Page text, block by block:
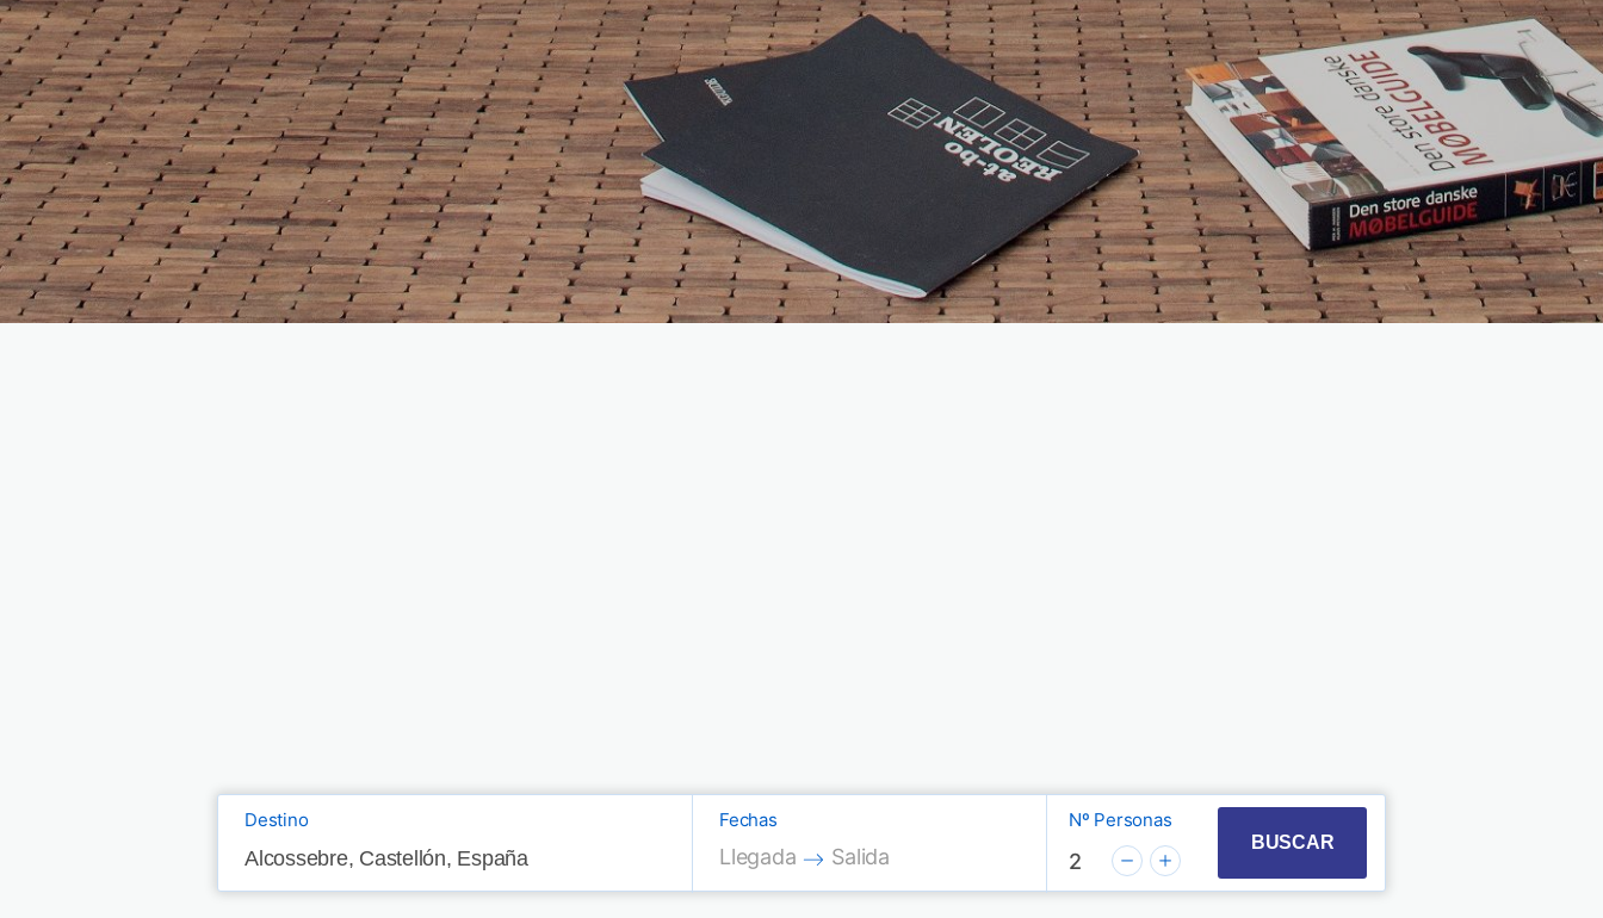
Destino Fechas
Press the down arrow key to interact with the calendar and select a date. Press the
Llegada
Press the down arrow key to interact with the calendar and select a date.
Salida
Nº Personas
2
BUSCAR